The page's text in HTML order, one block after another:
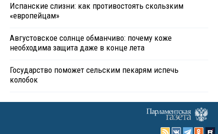
Испанские слизни: как противостоять скользким
«европейцам»
Августовское солнце обманчиво: почему коже
необходима защита даже в конце лета
Государство поможет сельским пекарям испечь
колобок